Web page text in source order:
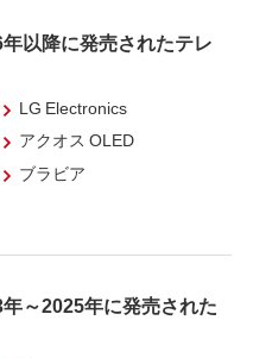
以降に発売されたテレ
LG Electronics
アクオス OLED
ブラビア
～2025年に発売された